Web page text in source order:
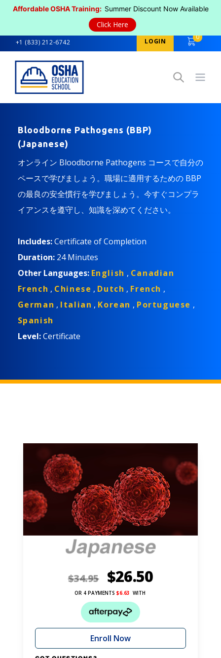
Affordable OSHA Training: Summer Discount Now Available
Click Here
+1 (833) 212-6742 LOGIN
0
Bloodborne Pathogens (BBP)
(Japanese)
オンライン Bloodborne Pathogens コースで自分の
ペースで学びましょう。職場に適用するための BBP
の最良の安全慣行を学びましょう。今すぐコンプラ
イアンスを遵守し、知識を深めてください。
Includes:Certificate of Completion
Duration: 24 Minutes
Other Languages: English , Canadian
French , Chinese , Dutch , French ,
German , Italian , Korean , Portuguese ,
Spanish
Level:Certificate
$34.95 $26.50
OR 4 PAYMENTS $6.63 WITH
Enroll Now